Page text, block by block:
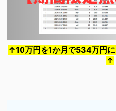
↑10万円を1か月で534万円
↑